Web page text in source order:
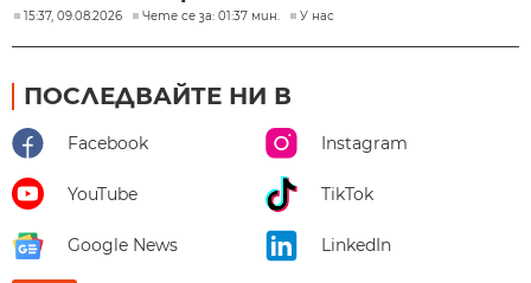
15:37, 09.08.2026 Чете се за: 01:37 мин. У нас
ПОСЛЕДВАЙТЕ НИ В
Facebook Instagram
YouTube TikTok
Google News LinkedIn